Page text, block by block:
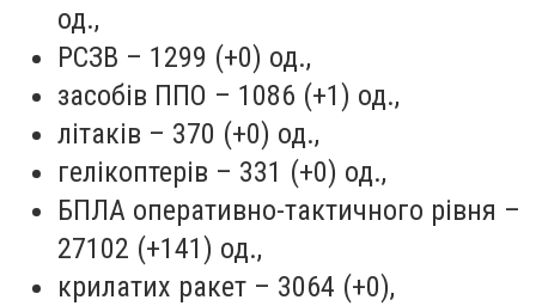
од.,
РСЗВ – 1299 (+0) од.,
засобів ППО – 1086 (+1) од.,
літаків – 370 (+0) од.,
гелікоптерів – 331 (+0) од.,
БПЛА оперативно-тактичного рівня –
27102 (+141) од.,
крилатих ракет – 3064 (+0),